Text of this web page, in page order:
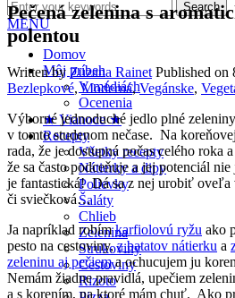
MENU
Domov
Môj príbeh
V médiách
Ocenenia
★ Vianoce ★
Recepty
Všetky recepty
Nátierky a dipy
Polievky
Šaláty
Chlieb
Zelenina
Strukoviny
Cestoviny
Rizoto
Pečená zelenina s
polentou
Written by Zuzana Rainet Published on
Bezlepkové,Moderná,Vegánske,
Výborné jednoduché jedlo plné
v tomto studenom nečase. Na
rada, že je dostupná počas celého roka
že sa často podceňuje a jej potenciál
je fantastická! Dá sa z nej urobiť oveľa
či sviečková…
Ja napríklad robímkarfiolovú ryžu ako
pesto na cestoviny,z batatov nátierku a
zeleninu aj pečiema ochucujem ju
Nemám žiadne pravidlá, upečiem
a s korením, na ktoré mám chuť. Ako